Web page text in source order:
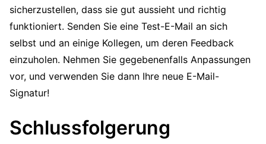
sicherzustellen, dass sie gut aussieht und richtig
funktioniert. Senden Sie eine Test-E-Mail an sich
selbst und an einige Kollegen, um deren Feedback
einzuholen. Nehmen Sie gegebenenfalls Anpassungen
vor, und verwenden Sie dann Ihre neue E-Mail-
Signatur!
Schlussfolgerung